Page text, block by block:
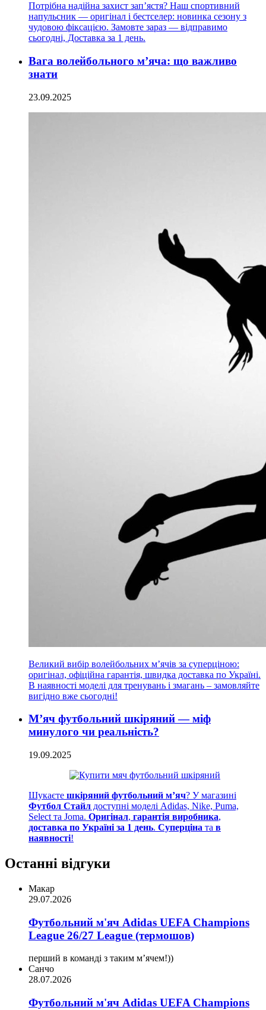
Потрібна надійна захист зап’ястя? Наш спортивний
напульсник — оригінал і бестселер: новинка сезону з
чудовою фіксацією. Замовте зараз — відправимо
сьогодні, Доставка за 1 день.
Вага волейбольного м’яча: що важливо
знати
23.09.2025
Великий вибір волейбольних м’ячів за суперціною:
оригінал, офіційна гарантія, швидка доставка по Україні.
В наявності моделі для тренувань і змагань – замовляйте
вигідно вже сьогодні!
М’яч футбольний шкіряний — міф
минулого чи реальність?
19.09.2025
Шукаєте шкіряний футбольний м’яч? У магазині
Футбол Стайл доступні моделі Adidas, Nike, Puma,
Select та Joma. Оригінал, гарантія виробника,
доставка по Україні за 1 день. Суперціна та в
наявності!
Останні відгуки
Макар
29.07.2026
Футбольний м'яч Adidas UEFA Champions
League 26/27 League (термошов)
перший в команді з таким мʼячем!))
Санчо
28.07.2026
Футбольний м'яч Adidas UEFA Champions